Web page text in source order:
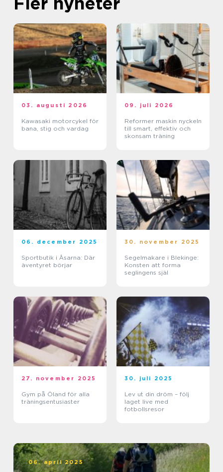
03. augusti 2026
Kawasaki motorcykel för
bana, stig och vardag
09. juli 2026
Reformer maskin nyckeln
till smart, effektiv och
skonsam träning
06. december 2025
Sportbutik i Åsarna: Där
äventyret börjar
30. november 2025
Segelmakare i Blekinge:
Konsten att forma
seglingens själ
27. november 2025
Gym på Öland för alla
träningsentusiaster
30. juli 2025
Lev ut din dröm – följ
laget live med
fotbollsresor
06. april 2025